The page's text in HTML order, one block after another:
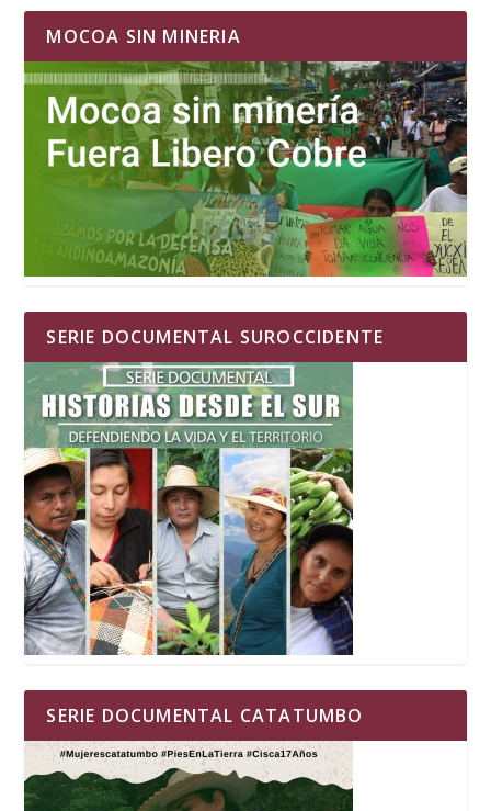
MOCOA SIN MINERIA
SERIE DOCUMENTAL SUROCCIDENTE
SERIE DOCUMENTAL CATATUMBO